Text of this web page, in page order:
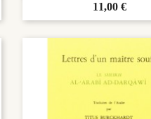
Prix
11,00 €